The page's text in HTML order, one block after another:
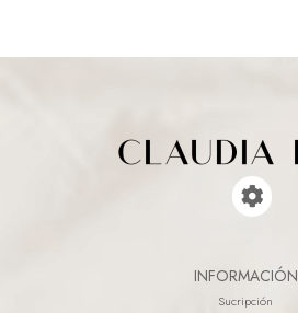
INFORMACIÓN
Sucripción